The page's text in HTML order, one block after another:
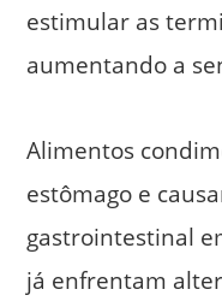
estimular as
aumentando a
Alimentos
estômago e
gastrointestinal
já enfrentam